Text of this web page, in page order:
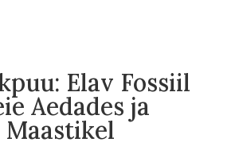
Elav Fossiil
Aedades ja
Maastikel